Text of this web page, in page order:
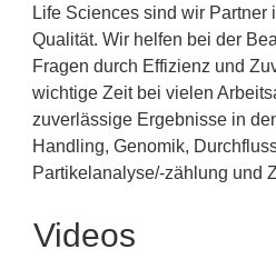
Life Sciences sind wir Partner
Qualität. Wir helfen bei der
Fragen durch Effizienz und
wichtige Zeit bei vielen
zuverlässige Ergebnisse in
Handling, Genomik,
Partikelanalyse/-zählung und
Videos